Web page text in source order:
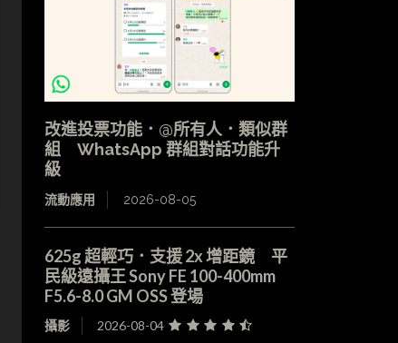
改進投票功能．@所有人．類似群
組 WhatsApp 群組對話功能升
級
流動應用 2026-08-05
625g 超輕巧．支援 2x 增距鏡 平
民級遠攝王 Sony FE 100-400mm
F5.6-8.0 GM OSS 登場
攝影 2026-08-04